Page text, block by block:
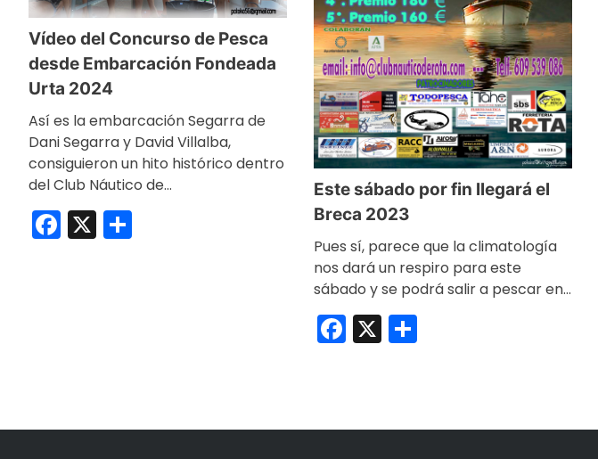
Vídeo del Concurso de Pesca
desde Embarcación Fondeada
Urta 2024
Así es la embarcación Segarra de
Dani Segarra y David Villalba,
consiguieron un hito histórico dentro
del Club Náutico de…
Facebook
X
Este sábado por fin llegará el
Breca 2023
Pues sí, parece que la climatología
nos dará un respiro para este
sábado y se podrá salir a pescar en…
Facebook
X